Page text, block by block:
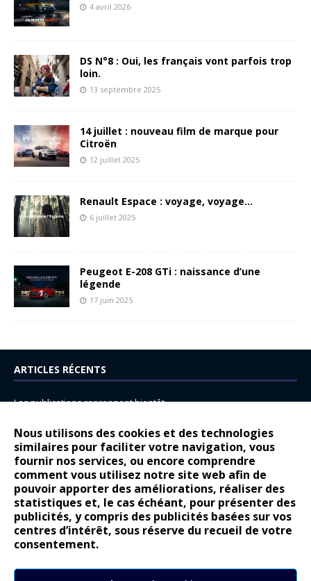
Nous utilisons des cookies et des technologies
similaires pour faciliter votre navigation, vous
fournir nos services, ou encore comprendre
comment vous utilisez notre site web afin de
pouvoir apporter des améliorations, réaliser des
statistiques et, le cas échéant, pour présenter des
publicités, y compris des publicités basées sur vos
centres d’intérêt, sous réserve du recueil de votre
consentement.
4 avril 2026
DS N°8 : Oui, les français vont parfois trop
loin.
13 septembre 2025
14 juillet : nouveau film de marque pour
Citroën
12 juillet 2025
Renault Espace : voyage, voyage…
6 juillet 2025
Peugeot E-208 GTi : naissance d’une
légende
17 juin 2025
ARTICLES RÉCENTS
Les publications reprennent bientôt…
14 juillet : nouveau film de marque pour Citroën
Renault Espace : voyage, voyage…
Peugeot E-208 GTi : naissance d’une légende
COMMENTAIRES RÉCENTS
Bernard Dardartdans
Gilly